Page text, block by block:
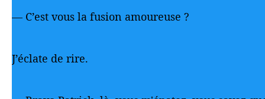
— C’est vous la fusion amoureuse ?
J’éclate de rire.